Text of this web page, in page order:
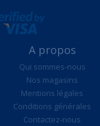
A propos
Qui sommes-nous
Nos magasins
Mentions légales
Conditions générales
Contactez-nous